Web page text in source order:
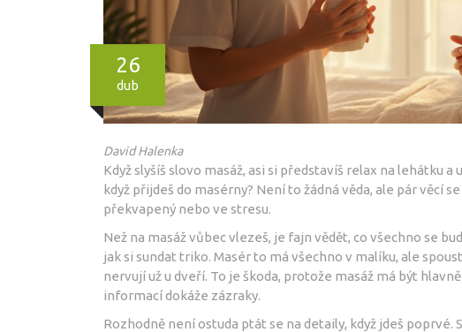
26
dub
David Halenka
Když slyšíš slovo masáž, asi si představíš relax na lehátku
když přijdeš do masérny? Není to žádná věda, ale pár věcí
překvapený nebo ve stresu.
Než na masáž vůbec vlezeš, je fajn vědět, co všechno se
jak si sundat triko. Masér to má všechno v malíku, ale
nervují už u dveří. To je škoda, protože masáž má být
informací dokáže zázraky.
Rozhodně není ostuda ptát se na detaily, když jdeš poprvé.